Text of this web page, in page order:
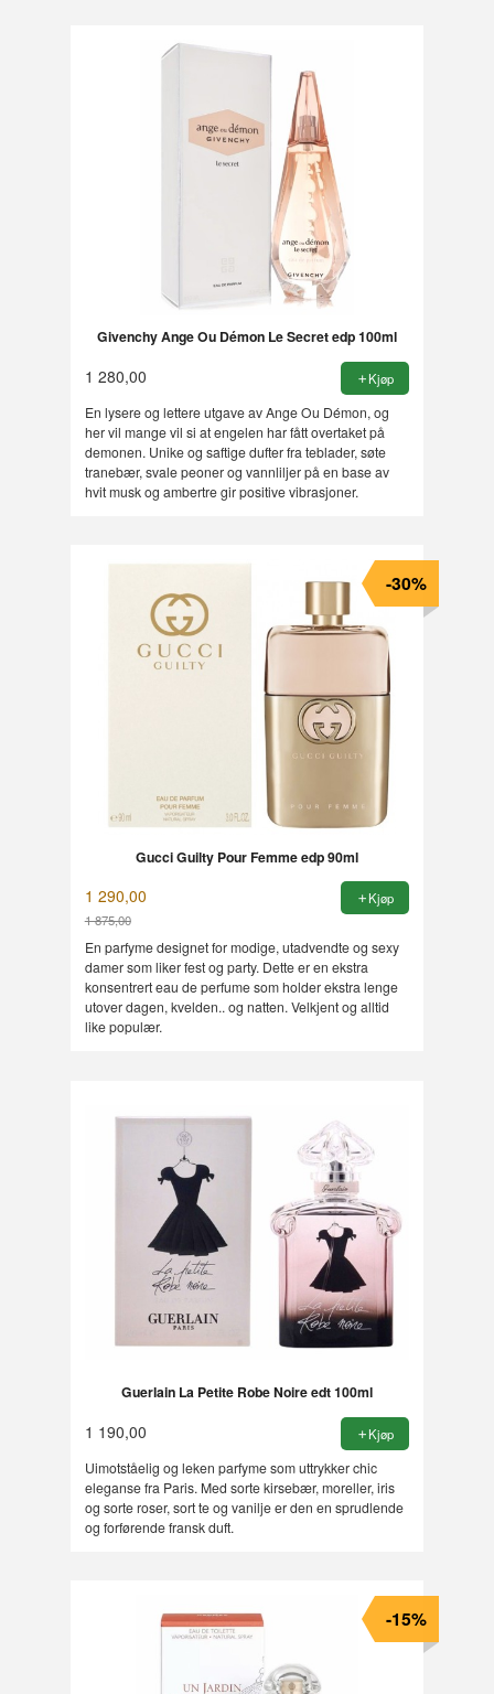
Givenchy Ange Ou Démon Le Secret edp 100ml
1 280,00 Kjøp
En lysere og lettere utgave av Ange Ou Démon, og
her vil mange vil si at engelen har fått overtaket på
demonen. Unike og saftige dufter fra teblader, søte
tranebær, svale peoner og vannliljer på en base av
hvit musk og ambertre gir positive vibrasjoner.
Gucci Guilty Pour Femme edp 90ml
1 290,00
1 875,00
Rabatt
-30%
Kjøp
En parfyme designet for modige, utadvendte og sexy
damer som liker fest og party. Dette er en ekstra
konsentrert eau de perfume som holder ekstra lenge
utover dagen, kvelden.. og natten. Velkjent og alltid
like populær.
Guerlain La Petite Robe Noire edt 100ml
1 190,00 Kjøp
Uimotståelig og leken parfyme som uttrykker chic
eleganse fra Paris. Med sorte kirsebær, moreller, iris
og sorte roser, sort te og vanilje er den en sprudlende
og forførende fransk duft.
-15%